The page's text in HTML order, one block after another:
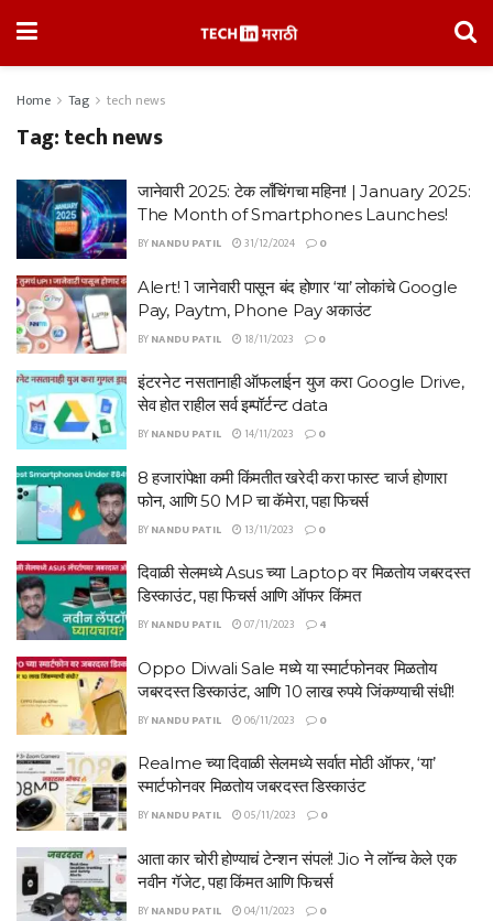
Home Tag tech news
Tag:tech news
जानेवारी 2025: टेक लाँचिंगचा महिना! | January 2025:
The Month of Smartphones Launches!
BYNANDU PATIL 31/12/2024 0
Alert! 1 जानेवारी पासून बंद होणार ‘या’ लोकांचे Google
Pay, Paytm, Phone Pay अकाउंट
BYNANDU PATIL 18/11/2023 0
इंटरनेट नसतानाही ऑफलाईन युज करा Google Drive,
सेव होत राहील सर्व इम्पॉर्टन्ट data
BYNANDU PATIL 14/11/2023 0
8 हजारांपेक्षा कमी किंमतीत खरेदी करा फास्ट चार्ज होणारा
फोन, आणि 50 MP चा कॅमेरा, पहा फिचर्स
BYNANDU PATIL 13/11/2023 0
दिवाळी सेलमध्ये Asus च्या Laptop वर मिळतोय जबरदस्त
डिस्काउंट, पहा फिचर्स आणि ऑफर किंमत
BYNANDU PATIL 07/11/2023 4
Oppo Diwali Sale मध्ये या स्मार्टफोनवर मिळतोय
जबरदस्त डिस्काउंट, आणि 10 लाख रुपये जिंकण्याची संधी!
BYNANDU PATIL 06/11/2023 0
Realme च्या दिवाळी सेलमध्ये सर्वात मोठी ऑफर, ‘या’
स्मार्टफोनवर मिळतोय जबरदस्त डिस्काउंट
BYNANDU PATIL 05/11/2023 0
आता कार चोरी होण्याचं टेन्शन संपलं! Jio ने लॉन्च केले एक
नवीन गॅजेट, पहा किंमत आणि फिचर्स
BYNANDU PATIL 04/11/2023 0